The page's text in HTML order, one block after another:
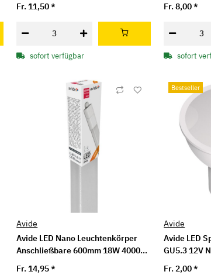
Fr. 11,50*
sofort verfügbar
Fr. 8,00*
sofort
Avide
Avide LED Nano Leuchtenkörper
Anschließbare 600mm 18W 4000K
Fr. 14,95*
Bestseller
Avide
Avide LED
GU5.3 12V
Fr. 2,00*